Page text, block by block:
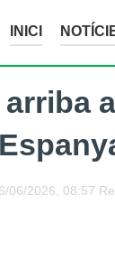
INICI
06/2026, 08:57